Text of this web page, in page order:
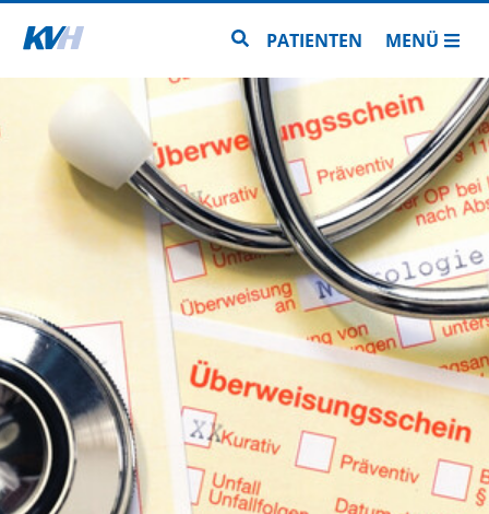
Zur Startseite Zur Seitensuche
PATIENTEN MENÜ